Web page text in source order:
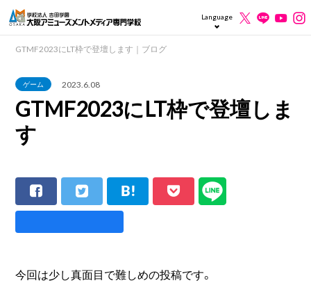
Language
GTMF2023にLT枠で登壇します｜ブログ
ゲーム 2023.6.08
GTMF2023にLT枠で登壇しま
す
今回は少し真面目で難しめの投稿です。